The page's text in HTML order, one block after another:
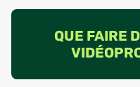
QUE FAIRE